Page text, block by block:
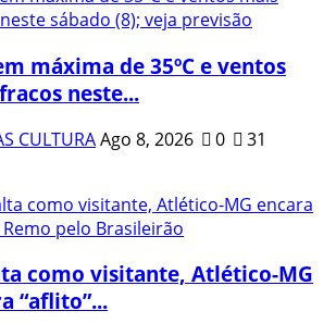
máxima de 35ºC e ventos
neste...
CULTURAAgo 8, 2026 0 31
como visitante, Atlético-MG
“aflito”...